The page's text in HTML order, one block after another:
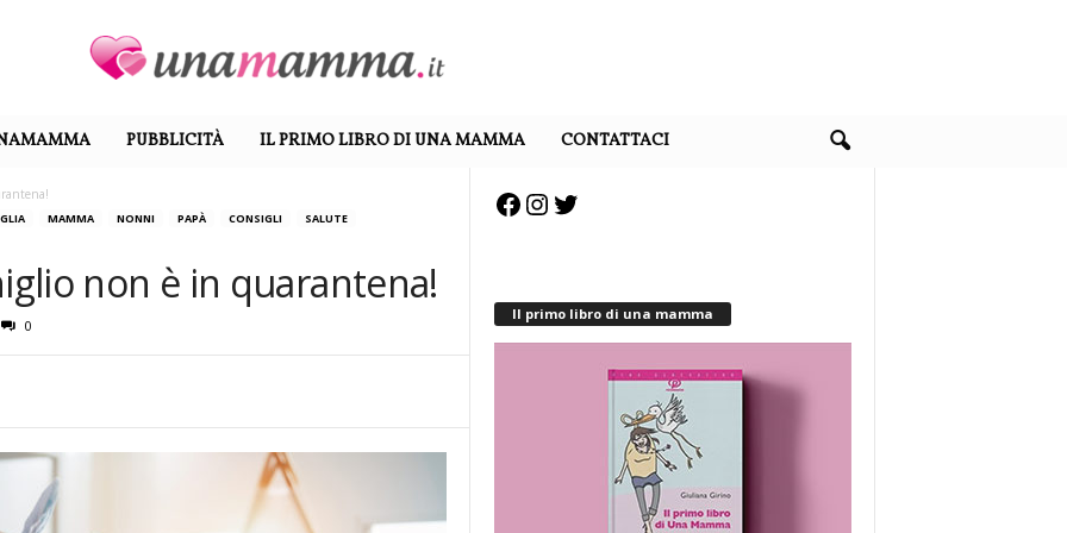
PUBBLICITÀ IL PRIMO LIBRO DI UNA MAMMA CONTATTACI
MAMMA NONNI PAPÀ CONSIGLI
SALUTE
non è in quarantena!
0
Facebook
Instagram
Twitter
Il primo libro di una mamma